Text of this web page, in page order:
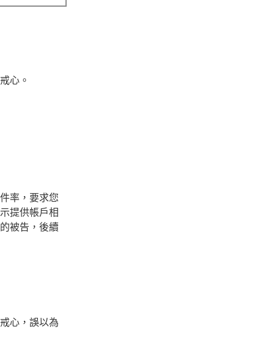
心。
率，要求您
提供帳戶相
被告，後續
心，誤以為